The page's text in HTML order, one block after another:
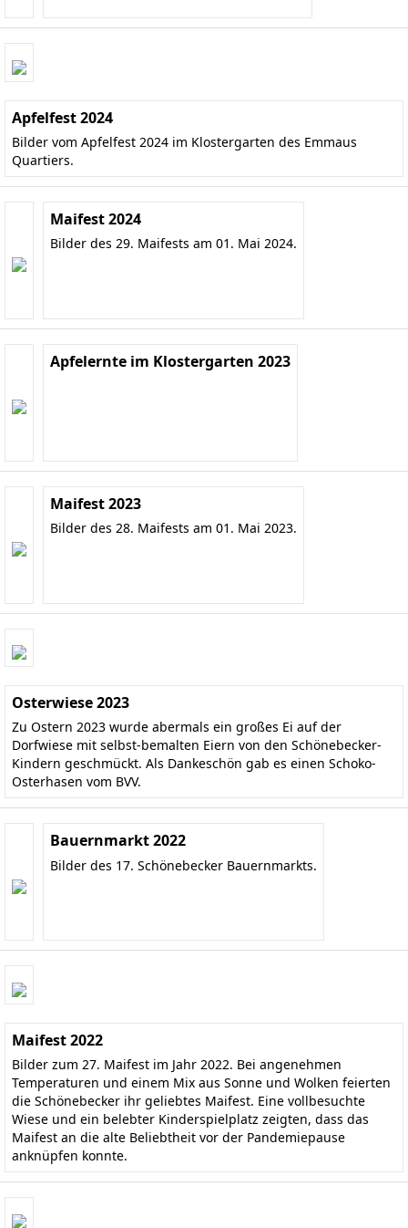
Apfelfest 2024
Bilder vom Apfelfest 2024 im Klostergarten des Emmaus
Quartiers.
Maifest 2024
Bilder des 29. Maifests am 01. Mai 2024.
Apfelernte im Klostergarten 2023
Maifest 2023
Bilder des 28. Maifests am 01. Mai 2023.
Osterwiese 2023
Zu Ostern 2023 wurde abermals ein großes Ei auf der
Dorfwiese mit selbst-bemalten Eiern von den Schönebecker-
Kindern geschmückt. Als Dankeschön gab es einen Schoko-
Osterhasen vom BVV.
Bauernmarkt 2022
Bilder des 17. Schönebecker Bauernmarkts.
Maifest 2022
Bilder zum 27. Maifest im Jahr 2022. Bei angenehmen
Temperaturen und einem Mix aus Sonne und Wolken feierten
die Schönebecker ihr geliebtes Maifest. Eine vollbesuchte
Wiese und ein belebter Kinderspielplatz zeigten, dass das
Maifest an die alte Beliebtheit vor der Pandemiepause
anknüpfen konnte.